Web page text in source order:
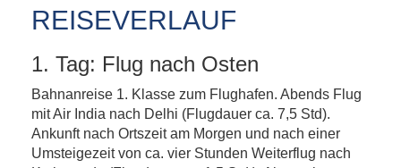
REISEVERLAUF
1. Tag: Flug nach Osten
Bahnanreise 1. Klasse zum Flughafen. Abends Flug
mit Air India nach Delhi (Flugdauer ca. 7,5 Std).
Ankunft nach Ortszeit am Morgen und nach einer
Umsteigezeit von ca. vier Stunden Weiterflug nach